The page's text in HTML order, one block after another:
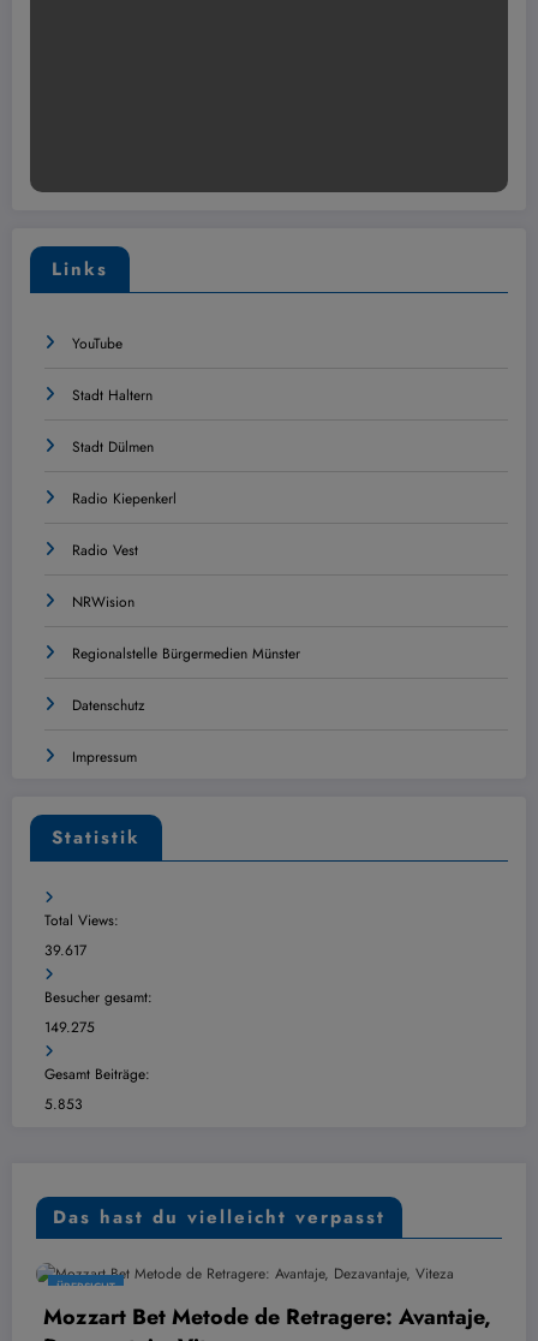
Links
YouTube
Stadt Haltern
Stadt Dülmen
Radio Kiepenkerl
Radio Vest
NRWision
Regionalstelle Bürgermedien Münster
Datenschutz
Impressum
Statistik
Total Views:
39.617
Besucher gesamt:
149.275
Gesamt Beiträge:
5.853
Das hast du vielleicht verpasst
Metode de Retragere: Avantaje,
Hvordan